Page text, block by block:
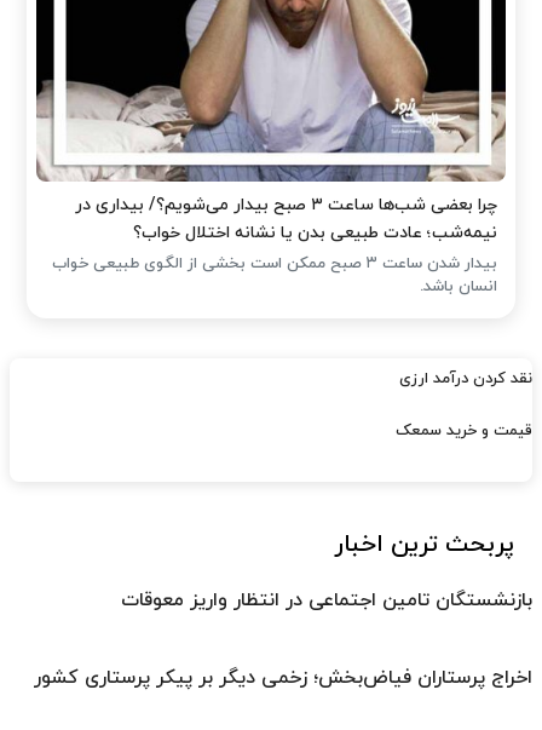
چرا بعضی شب‌ها ساعت ۳ صبح بیدار می‌شویم؟/ بیداری در
نیمه‌شب؛ عادت طبیعی بدن یا نشانه اختلال خواب؟
بیدار شدن ساعت ۳ صبح ممکن است بخشی از الگوی طبیعی خواب
انسان باشد.
نقد کردن درآمد ارزی
قیمت و خرید سمعک
پربحث ترین اخبار
بازنشستگان تامین اجتماعی در انتظار واریز معوقات
اخراج پرستاران فیاض‌بخش؛ زخمی دیگر بر پیکر پرستاری کشور